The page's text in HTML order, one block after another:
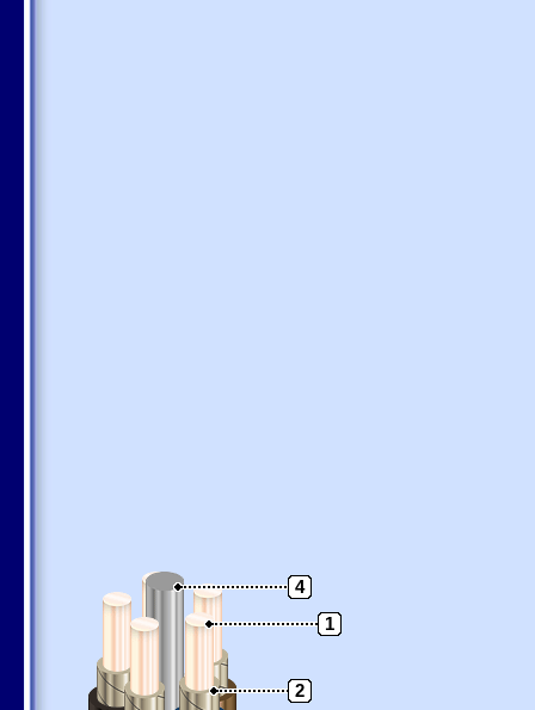
4
1
2